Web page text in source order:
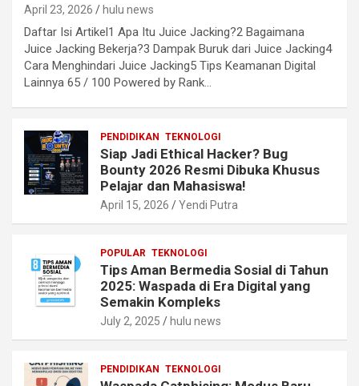
April 23, 2026 hulu news
Daftar Isi Artikel1 Apa Itu Juice Jacking?2 Bagaimana
Juice Jacking Bekerja?3 Dampak Buruk dari Juice Jacking4
Cara Menghindari Juice Jacking5 Tips Keamanan Digital
Lainnya 65 / 100 Powered by Rank…
PENDIDIKAN TEKNOLOGI
Siap Jadi Ethical Hacker? Bug
Bounty 2026 Resmi Dibuka Khusus
Pelajar dan Mahasiswa!
April 15, 2026 Yendi Putra
POPULAR TEKNOLOGI
Tips Aman Bermedia Sosial di Tahun
2025: Waspada di Era Digital yang
Semakin Kompleks
July 2, 2025 hulu news
PENDIDIKAN TEKNOLOGI